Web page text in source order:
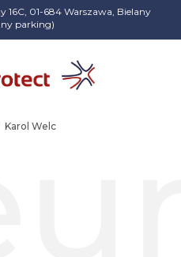
16C, 01-684 Warszawa, Bielany
parking)
Karol Welc